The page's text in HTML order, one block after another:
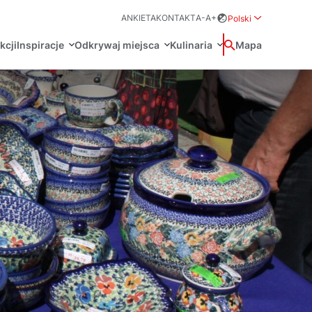
ANKIETAKONTAKTA-A+
Polski
Inspiracje
Certyfikaty POT
Odkrywaj miejsca
Turystyczne
Kulinaria
Restauracje Michelin
Wyszukaj
Mapa
Français
日本語
Svenska